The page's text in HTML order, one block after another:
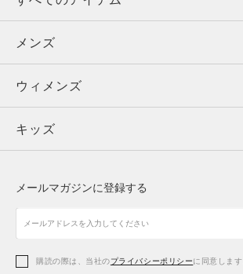
メンズ
ウィメンズ
キッズ
アクセサリー
メンズ
トップス
ボトムス
アクセサリー
ウィメンズ
トップス
シューズ
アクセサリー
キッズ
シューズ
メールマガジンに登録する
購読の際は、当社のプライバシーポリシーに同意します